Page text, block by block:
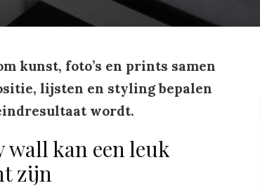
kunst, foto’s en prints samen
lijsten en styling bepalen
wordt.
wall kan een leuk
zijn